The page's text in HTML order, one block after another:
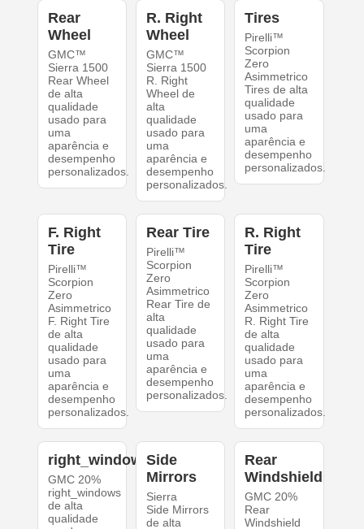
Rear
Wheel
GMC™
Sierra 1500
Rear Wheel
de alta
qualidade
usado para
uma
aparência e
desempenho
personalizados.
R. Right
Wheel
GMC™
Sierra 1500
R. Right
Wheel de
alta
qualidade
usado para
uma
aparência e
desempenho
personalizados.
Tires
Pirelli™
Scorpion
Zero
Asimmetrico
Tires de alta
qualidade
usado para
uma
aparência e
desempenho
personalizados.
F. Right
Tire
Pirelli™
Scorpion
Zero
Asimmetrico
F. Right Tire
de alta
qualidade
usado para
uma
aparência e
desempenho
personalizados.
Rear Tire
Pirelli™
Scorpion
Zero
Asimmetrico
Rear Tire de
alta
qualidade
usado para
uma
aparência e
desempenho
personalizados.
R. Right
Tire
Pirelli™
Scorpion
Zero
Asimmetrico
R. Right Tire
de alta
qualidade
usado para
uma
aparência e
desempenho
personalizados.
right_windows
GMC 20%
right_windows
de alta
qualidade
Side
Mirrors
Sierra
Side Mirrors
de alta
Rear
Windshield
GMC 20%
Rear
Windshield